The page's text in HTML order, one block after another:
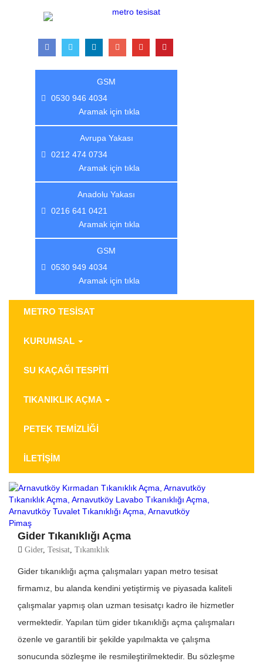
GSM
Aramak için tıkla
0530 946 4034
Avrupa Yakası
Aramak için tıkla
0212 474 0734
Anadolu Yakası
Aramak için tıkla
0216 641 0421
GSM
Aramak için tıkla
0530 949 4034
METRO TESİSAT
KURUMSAL
SU KAÇAĞI TESPİTİ
TIKANIKLIK AÇMA
PETEK TEMİZLİĞİ
İLETİŞİM
Gider Tıkanıklığı Açma
Gider, Tesisat, Tıkanıklık
Gider tıkanıklığı açma çalışmaları yapan metro tesisat
firmamız, bu alanda kendini yetiştirmiş ve piyasada kaliteli
çalışmalar yapmış olan uzman tesisatçı kadro ile hizmetler
vermektedir. Yapılan tüm gider tıkanıklığı açma çalışmaları
özenle ve garantili bir şekilde yapılmakta ve çalışma
sonucunda sözleşme ile resmileştirilmektedir. Bu sözleşme